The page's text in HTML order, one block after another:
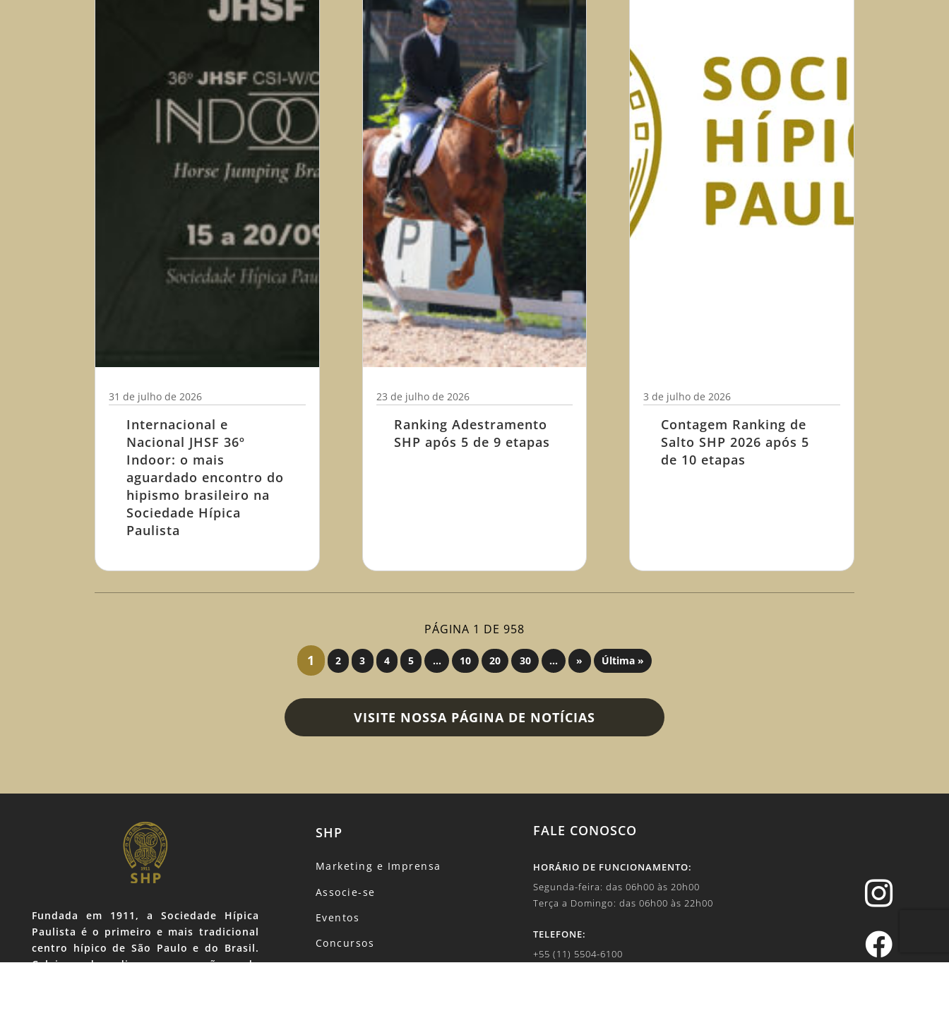
Internacional e
Nacional JHSF 36º
Indoor: o mais
aguardado encontro do
hipismo brasileiro na
Sociedade Hípica
Paulista
31 de julho de 2026
Ranking Adestramento
SHP após 5 de 9 etapas
23 de julho de 2026
Contagem Ranking de
Salto SHP 2026 após 5
de 10 etapas
3 de julho de 2026
PÁGINA 1 DE 958
1 2 3 4 5 ... 10 20 30 ... » Última »
VISITE NOSSA PÁGINA DE NOTÍCIAS
Fundada em 1911, a Sociedade Hípica
Paulista é o primeiro e mais tradicional
centro hípico de São Paulo e do Brasil.
Celeiro de diversas gerações de
SHP
Marketing e Imprensa
Associe-se
Eventos
Concursos
FALE CONOSCO
HORÁRIO DE FUNCIONAMENTO:
Segunda-feira: das 06h00 às 20h00
Terça a Domingo: das 06h00 às 22h00
TELEFONE:
+55 (11) 5504-6100

